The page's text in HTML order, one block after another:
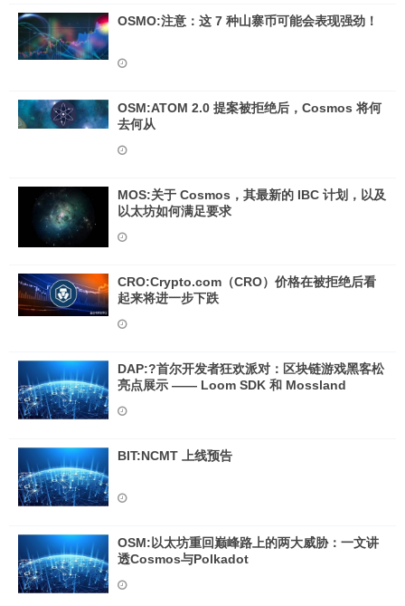
OSMO:注意：这 7 种山寨币可能会表现强劲！
OSM:ATOM 2.0 提案被拒绝后，Cosmos 将何
去何从
MOS:关于 Cosmos，其最新的 IBC 计划，以及
以太坊如何满足要求
CRO:Crypto.com（CRO）价格在被拒绝后看
起来将进一步下跌
DAP:?首尔开发者狂欢派对：区块链游戏黑客松
亮点展示 —— Loom SDK 和 Mossland
BIT:NCMT 上线预告
OSM:以太坊重回巅峰路上的两大威胁：一文讲
透Cosmos与Polkadot